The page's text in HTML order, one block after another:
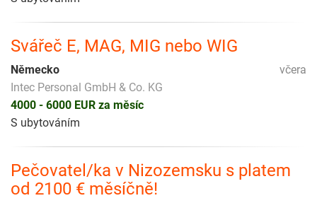
Svářeč E, MAG, MIG nebo WIG
včera
Německo
Intec Personal GmbH & Co. KG
4000 - 6000 EUR za měsíc
S ubytováním
Pečovatel/ka v Nizozemsku s platem
od 2100 € měsíčně!